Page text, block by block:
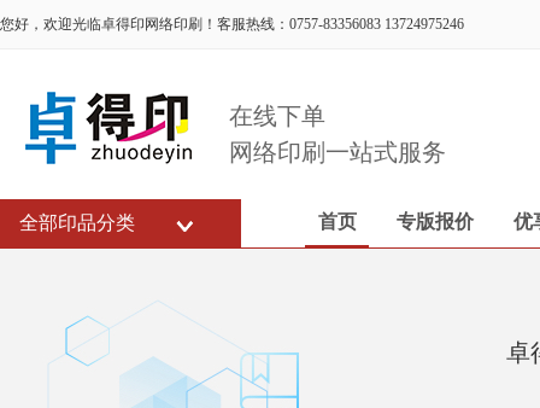
您好，欢迎光临卓得印网络印刷！客服热线：0757-83356083 13724975246
在线下单
网络印刷一站式服务
全部印品分类 首页 专版报价 优
卓